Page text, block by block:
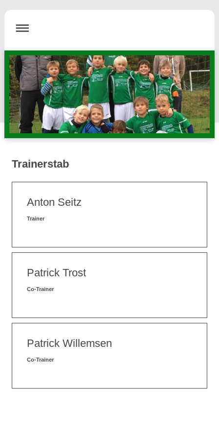
Trainerstab
Anton Seitz
Trainer
Patrick Trost
Co-Trainer
Patrick Willemsen
Co-Trainer